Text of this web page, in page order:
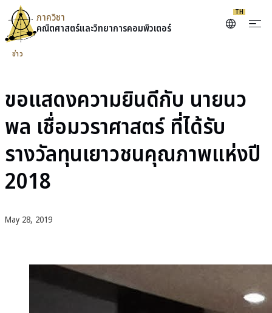
ภาควิชา
คณิตศาสตร์และวิทยาการคอมพิวเตอร์
TH
Skip to content
ข่าว
ขอแสดงความยินดีกับ นายนว
พล เชื่อมวราศาสตร์ ที่ได้รับ
รางวัลทุนเยาวชนคุณภาพแห่งปี
2018
May 28, 2019